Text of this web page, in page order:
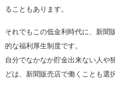
ることもあります。
それでもこの低金利時代に、新聞
的な福利厚生制度です。
自分でなかなか貯金出来ない人や
どは、新聞販売店で働くことも選